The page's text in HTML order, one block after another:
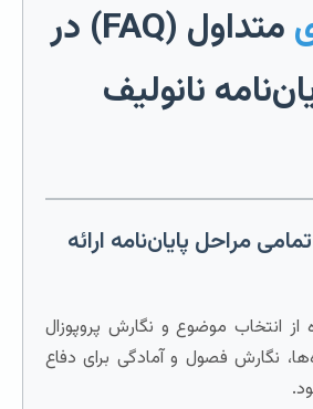
متداول (FAQ) در
نانولیف
مراحل پایان‌نامه ارائه
از انتخاب موضوع و نگارش پروپوزال
نگارش فصول و آمادگی برای دفاع